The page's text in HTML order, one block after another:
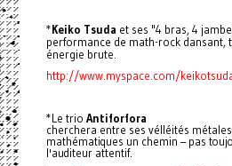
*Keiko Tsuda et ses "4 bras, 4
performance de math-rock dansant,
énergie brute.
http://www.myspace.com/
*Le trio Antiforfora
cherchera entre ses vélléités
mathématiques un chemin – pas
l'auditeur attentif.